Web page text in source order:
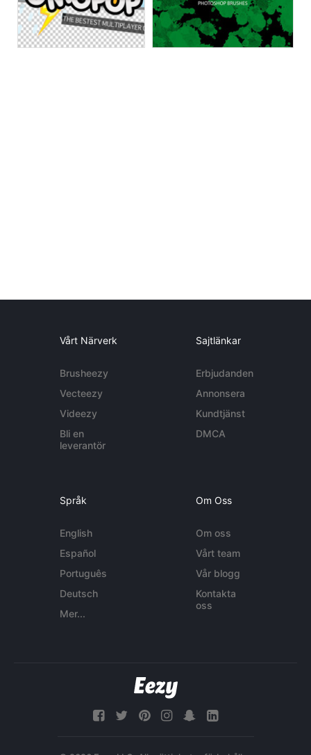
Vårt Närverk
Brusheezy
Vecteezy
Videezy
Bli en
leverantör
Sajtlänkar
Erbjudanden
Annonsera
Kundtjänst
DMCA
Språk
English
Español
Português
Deutsch
Mer...
Om Oss
Om oss
Vårt team
Vår blogg
Kontakta
oss